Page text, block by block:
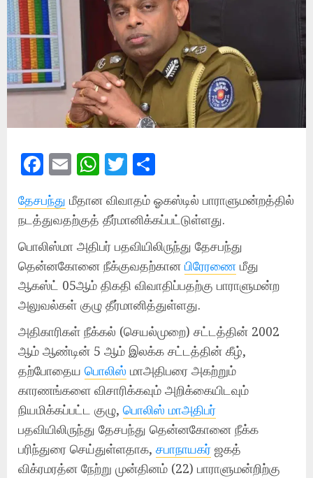
Facebook
EmailWhatsApp
Twitter
தேசபந்து மீதான விவாதம் ஓகஸ்டில் பாராளுமன்றத்தில்
நடத்துவதற்குத் தீர்மானிக்கப்பட்டுள்ளது.
பொலிஸ்மா அதிபர் பதவியிலிருந்து தேசபந்து
தென்னகோனை நீக்குவதற்கான பிரேரணை மீது
ஆகஸ்ட் 05ஆம் திகதி விவாதிப்பதற்கு பாராளுமன்ற
அலுவல்கள் குழு தீர்மானித்துள்ளது.
அதிகாரிகள் நீக்கல் (செயல்முறை) சட்டத்தின் 2002
ஆம் ஆண்டின் 5 ஆம் இலக்க சட்டத்தின் கீழ்,
தற்போதைய பொலிஸ் மாஅதிபரை அகற்றும்
காரணங்களை விசாரிக்கவும் அறிக்கையிடவும்
நியமிக்கப்பட்ட குழு, பொலிஸ் மாஅதிபர்
பதவியிலிருந்து தேசபந்து தென்னகோனை நீக்க
பரிந்துரை செய்துள்ளதாக, சபாநாயகர் ஜகத்
விக்ரமரத்ன நேற்று முன்தினம் (22) பாராளுமன்றிற்கு